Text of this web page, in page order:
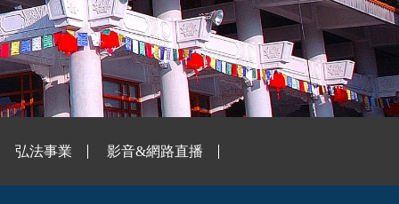
弘法事業 影音&網路直播